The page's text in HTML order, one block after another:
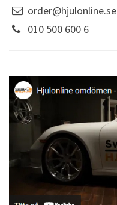
order@hjulonline.se
010 500 600 6